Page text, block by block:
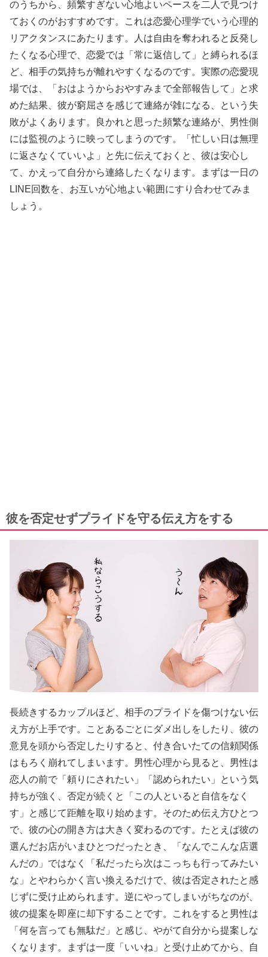
のうちから、頻繁すぎない心地よいペースを二人で見つけ
ておくのがおすすめです。これは恋愛心理学でいう心理的
リアクタンスにあたります。人は自由を奪われると反発し
たくなる心理で、恋愛では「常に返信して」と縛られるほ
ど、相手の気持ちが離れやすくなるのです。実際の恋愛現
場では、「おはようからおやすみまで全部報告して」と求
めた結果、彼が窮屈さを感じて連絡が雑になる、という失
敗がよくあります。良かれと思った頻繁な連絡が、男性側
には監視のように映ってしまうのです。「忙しい日は無理
に返さなくていいよ」と先に伝えておくと、彼は安心し
て、かえって自分から連絡したくなります。まずは一日の
LINE回数を、お互いが心地よい範囲にすり合わせてみま
しょう。
彼を否定せずプライドを守る伝え方をする
長続きするカップルほど、相手のプライドを傷つけない伝
え方が上手です。ことあるごとにダメ出しをしたり、彼の
意見を頭から否定したりすると、付き合いたての信頼関係
はもろく崩れてしまいます。男性心理から見ると、男性は
恋人の前で「頼りにされたい」「認められたい」という気
持ちが強く、否定が続くと「この人といると自信をなく
す」と感じて距離を取り始めます。そのため伝え方ひとつ
で、彼の心の開き方は大きく変わるのです。たとえば彼の
選んだお店がいまひとつだったとき、「なんでこんな店選
んだの」ではなく「私だったら次はこっちも行ってみたい
な」とやわらかく言い換えるだけで、彼は否定されたと感
じずに受け止められます。逆にやってしまいがちなのが、
彼の提案を即座に却下することです。これをすると男性は
「何を言っても無駄だ」と感じ、やがて自分から提案しな
くなります。まずは一度「いいね」と受け止めてから、自